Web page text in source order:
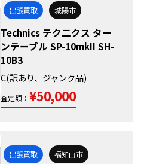
出張買取 城陽市
Technics テク二クス ター
ンテーブル SP-10mkII SH-
10B3
C(訳あり、ジャンク品)
査定額： ¥50,000
出張買取 福知山市